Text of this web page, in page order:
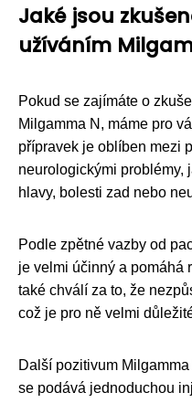
Jaké jsou
užíváním
Pokud se zajímáte o
Milgamma N, máme pro
přípravek je oblíben mezi
neurologickými problémy,
hlavy, bolesti zad nebo
Podle zpětné vazby od
je velmi účinný a pomáhá
také chválí za to, že
což je pro ně velmi
Další pozitivum
se podává jednoduchou